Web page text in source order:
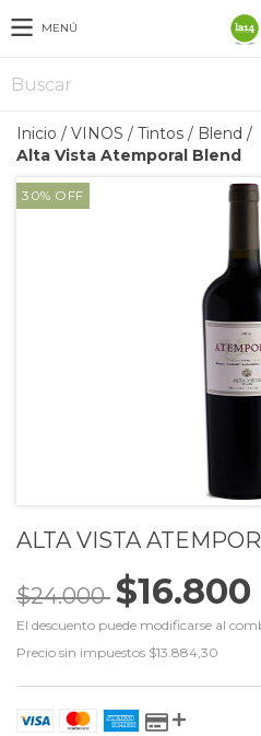
MENÚ
Inicio / VINOS / Tintos / Blend /
Alta Vista Atemporal Blend
30% OFF
ALTA VISTA
$24.000 $16.800
El descuento puede modificarse al
Precio sin impuestos $13.884,30